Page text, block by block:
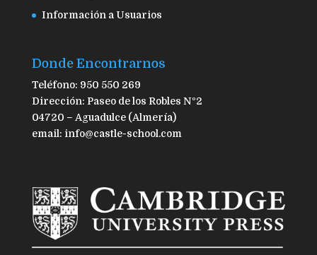
Información a Usuarios
Donde Encontrarnos
Teléfono: 950 550 269
Dirección: Paseo de los Robles Nº2
04720 – Aguadulce (Almería)
email: info@castle-school.com